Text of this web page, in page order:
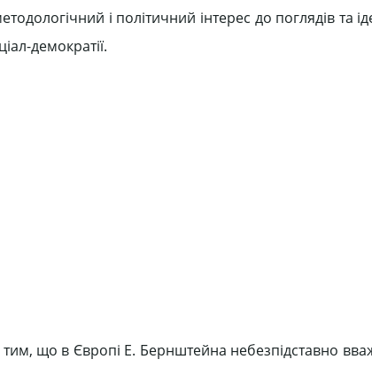
і політичний інтерес до поглядів та
демократії.
тим, що в Європі Е. Бернштейна небезпідставно